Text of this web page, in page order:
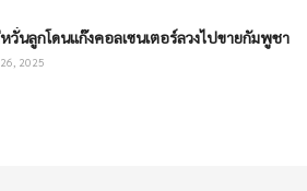
วั่นลูกโดนแก๊งคอลเซนเตอร์ลวงไปขายกัมพูชา
2025